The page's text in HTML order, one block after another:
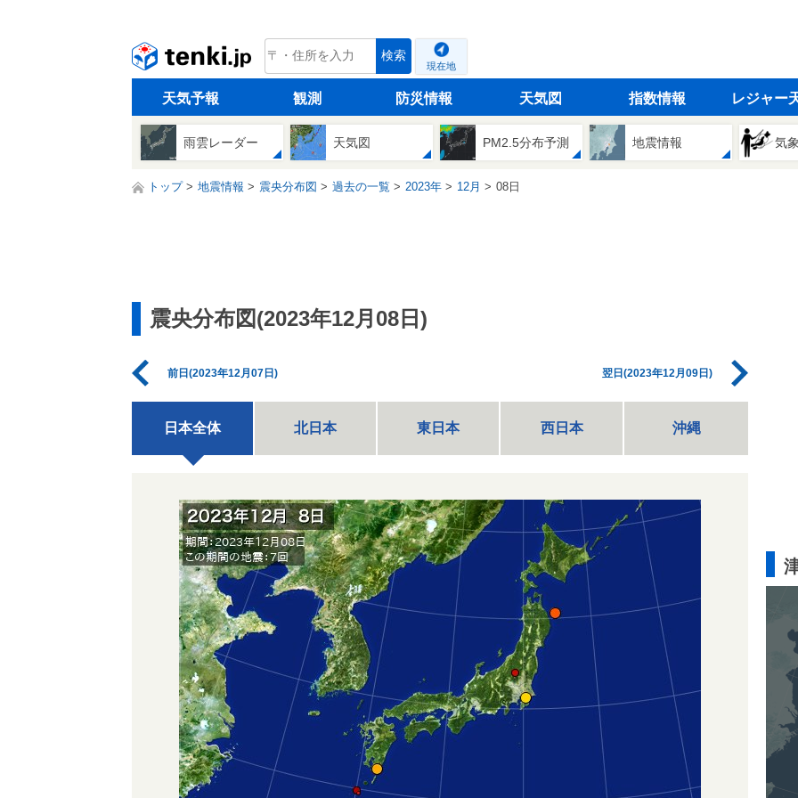
tenki.jp 検索
現在地
天気予報 観測 防災情報 天気図 指数情報 レジャー
雨雲レーダー 天気図 PM2.5分布予測 地震情報 気
トップ 地震情報 震央分布図 過去の一覧 2023年 12月 08日
震央分布図(2023年12月08日)
前日(2023年12月07日) 翌日(2023年12月09日)
日本全体 北日本 東日本 西日本 沖縄